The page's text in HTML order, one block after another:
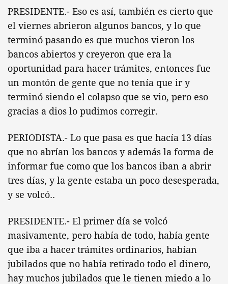
PRESIDENTE.- Eso es así, también es cierto que
el viernes abrieron algunos bancos, y lo que
terminó pasando es que muchos vieron los
bancos abiertos y creyeron que era la
oportunidad para hacer trámites, entonces fue
un montón de gente que no tenía que ir y
terminó siendo el colapso que se vio, pero eso
gracias a dios lo pudimos corregir.
PERIODISTA.- Lo que pasa es que hacía 13 días
que no abrían los bancos y además la forma de
informar fue como que los bancos iban a abrir
tres días, y la gente estaba un poco desesperada,
y se volcó..
PRESIDENTE.- El primer día se volcó
masivamente, pero había de todo, había gente
que iba a hacer trámites ordinarios, habían
jubilados que no había retirado todo el dinero,
hay muchos jubilados que le tienen miedo a lo